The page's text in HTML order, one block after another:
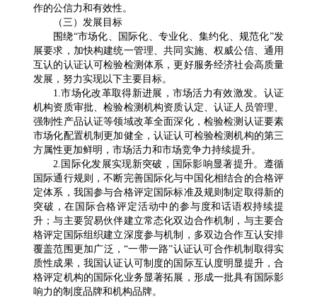
作的公信力和有效性。
（三）发展目标
围绕“市场化、国际化、专业化、集约化、规范化”发
展要求，加快构建统一管理、共同实施、权威公信、通用
互认的认证认可检验检测体系，更好服务经济社会高质量
发展，努力实现以下主要目标。
1.市场化改革取得新进展，市场活力有效激发。认证
机构资质审批、检验检测机构资质认定、认证人员管理、
强制性产品认证等领域改革全面深化，检验检测认证要素
市场化配置机制更加健全，认证认可检验检测机构的第三
方属性更加鲜明，市场活力和市场竞争力持续提升。
2.国际化发展实现新突破，国际影响显著提升。遵循
国际通行规则，不断完善国际化与中国化相结合的合格评
定体系，我国参与合格评定国际标准及规则制定取得新的
突破，在国际合格评定活动中的参与度和话语权持续提
升；与主要贸易伙伴建立常态化双边合作机制，与主要合
格评定国际组织建立深度参与机制，多双边合作互认安排
覆盖范围更加广泛，“一带一路”认证认可合作机制取得实
质性成果，我国认证认可制度的国际互认度明显提升，合
格评定机构的国际化业务显著拓展，形成一批具有国际影
响力的制度品牌和机构品牌。